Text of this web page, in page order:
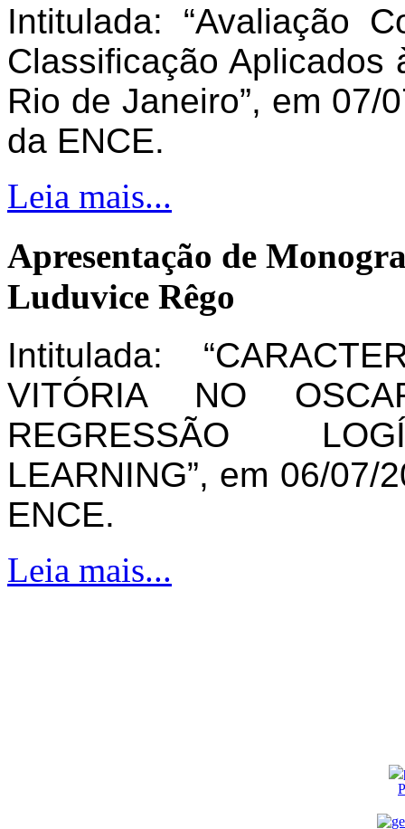
Intitulada: “Avaliação
Classificação Aplicados
Rio de Janeiro”, em
da ENCE.
Leia mais...
Apresentação de
Luduvice Rêgo
Intitulada:
VITÓRIA NO
REGRESSÃO
LEARNING”, em 06/
ENCE.
Leia mais...